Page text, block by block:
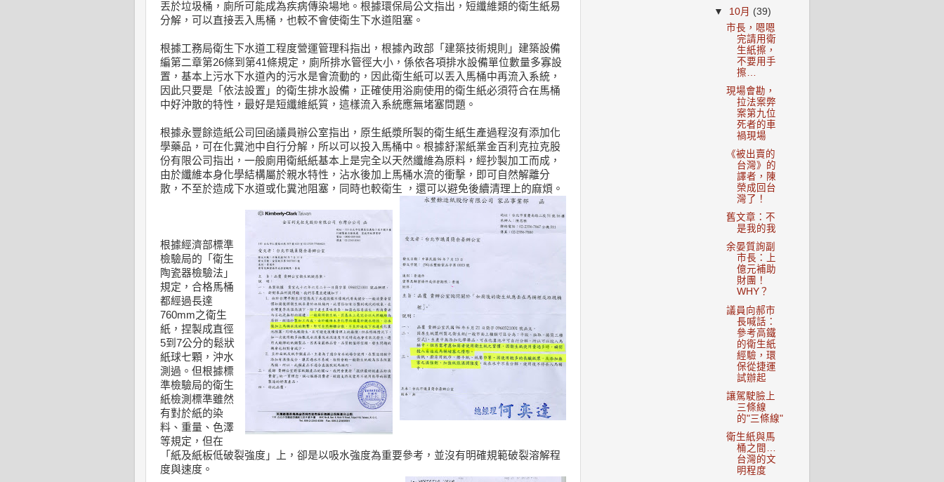
丟於垃圾桶，廁所可能成為疾病傳染場地。根據環保局公文指出，短纖維類的衛生紙易
分解，可以直接丟入馬桶，也較不會使衛生下水道阻塞。
根據工務局衛生下水道工程度營運管理科指出，根據內政部「建築技術規則」建築設備
編第二章第26條到第41條規定，廁所排水管徑大小，係依各項排水設備單位數量多寡設
置，基本上污水下水道內的污水是會流動的，因此衛生紙可以丟入馬桶中再流入系統，
因此只要是「依法設置」的衛生排水設備，正確使用浴廁使用的衛生紙必須符合在馬桶
中好沖散的特性，最好是短纖維紙質，這樣流入系統應無堵塞問題。
根據永豐餘造紙公司回函議員辦公室指出，原生紙漿所製的衛生紙生產過程沒有添加化
學藥品，可在化糞池中自行分解，所以可以投入馬桶中。根據舒潔紙業金百利克拉克股
份有限公司指出，一般廁用衛紙紙基本上是完全以天然纖維為原料，經抄製加工而成，
由於纖維本身化學結構屬於親水特性，沾水後加上馬桶水流的衝擊，即可自然解離分
散，不至於造成下水道或化糞池阻塞，同時也較衛生 ，還可以避免後續清理上的麻煩。
根據經濟部標準
檢驗局的「衛生
陶瓷器檢驗法」
規定，合格馬桶
都經過長達
760mm之衛生
紙，捏製成直徑
5到7公分的鬆狀
紙球七顆，沖水
測過。但根據標
準檢驗局的衛生
紙檢測標準雖然
有對於紙的染
料、重量、色澤
等規定，但在
「紙及紙板低破裂強度」上，卻是以吸水強度為重要參考，並沒有明確規範破裂溶解程
度與速度。
▼ 10月 (39)
市長，嗯嗯
完請用衛
生紙擦，
不要用手
擦…
現場會勘，
拉法案弊
案第九位
死者的車
禍現場
《被出賣的
台灣》的
譯者，陳
榮成回台
灣了！
舊文章：不
是我的我
余晏質詢副
市長：上
億元補助
財團！
WHY？
議員向郝市
長喊話：
參考高鐵
的衛生紙
經驗，環
保從捷運
試辦起
讓駕駛臉上
三條線
的"三條線"
衛生紙與馬
桶之間…
台灣的文
明程度